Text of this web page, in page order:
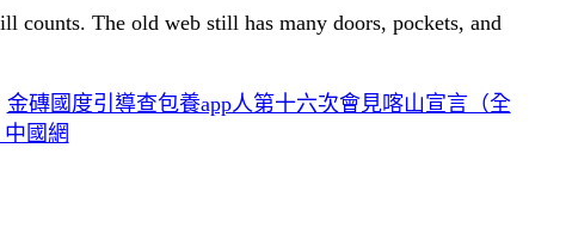
counts. The old web still has many doors, pockets, and
金磚國度引導查包養app人第十六次會見喀山宣言（全
國網